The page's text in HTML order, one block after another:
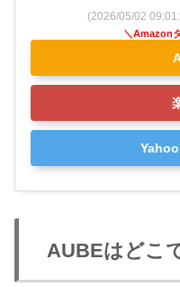
(2026/05/02
AUBEはどこ